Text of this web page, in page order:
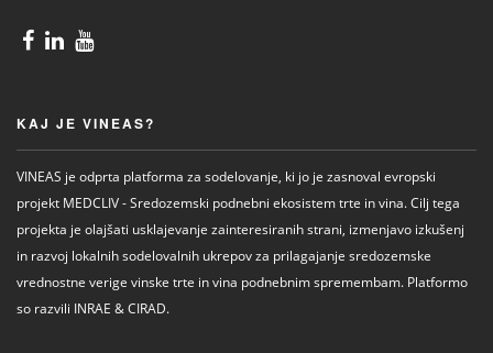
KAJ JE VINEAS?
VINEAS je odprta platforma za sodelovanje, ki jo je zasnoval evropski
projekt MEDCLIV - Sredozemski podnebni ekosistem trte in vina. Cilj tega
projekta je olajšati usklajevanje zainteresiranih strani, izmenjavo izkušenj
in razvoj lokalnih sodelovalnih ukrepov za prilagajanje sredozemske
vrednostne verige vinske trte in vina podnebnim spremembam. Platformo
so razvili INRAE ​​& CIRAD.